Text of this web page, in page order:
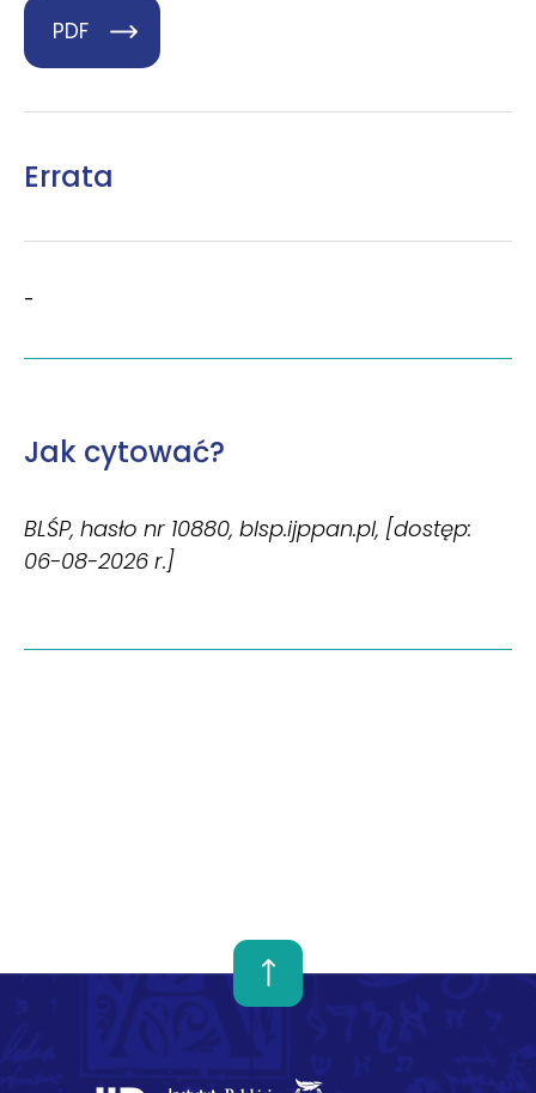
PDF
Errata
-
Jak cytować?
BLŚP, hasło nr 10880, blsp.ijppan.pl, [dostęp:
06-08-2026 r.]